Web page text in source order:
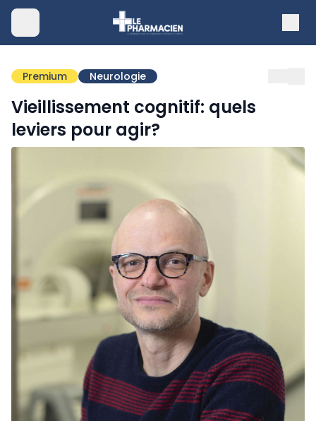
Premium Neurologie
Vieillissement cognitif: quels
leviers pour agir?